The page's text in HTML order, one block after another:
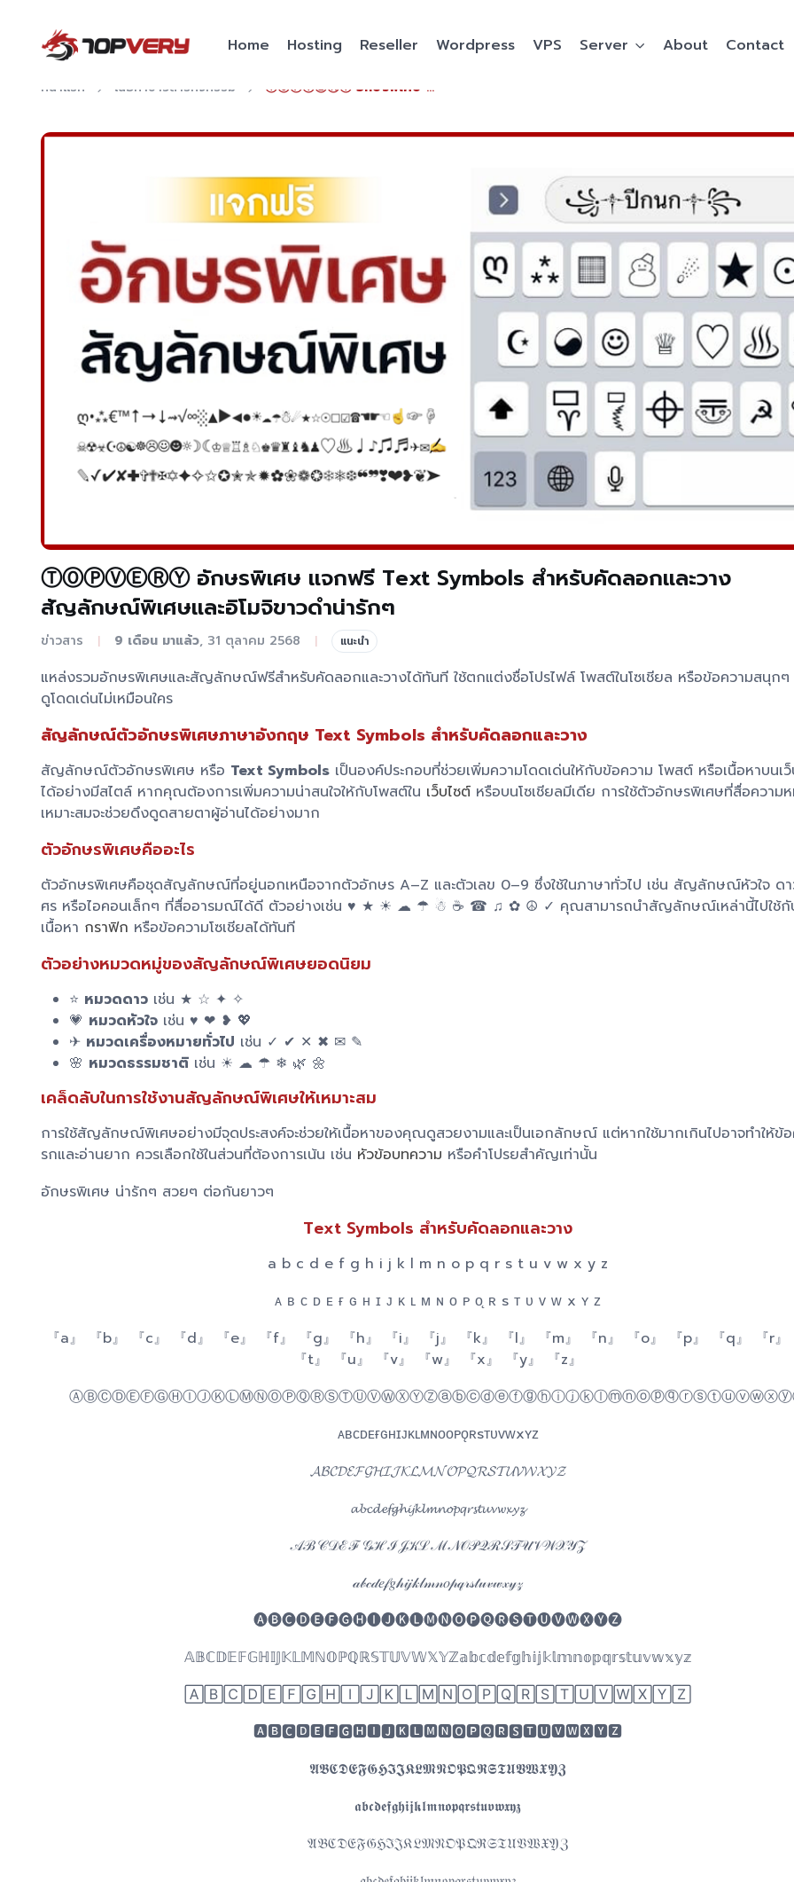
Home Hosting Reseller Wordpress VPS Server About Contact
หน้าแรก เนื้อหาข่าวสารกิจกรรม ⓉⓄⓅⓋⒺⓇⓎ อักษรพิเศษ แจกฟรี Text Symbols สำหรับคัดลอกและวาง สัญลักษณ์พิเศษและอิโมจิขาวดำน่ารักๆ
ⓉⓄⓅⓋⒺⓇⓎ อักษรพิเศษ แจกฟรี Text Symbols สำหรับคัดลอกและวาง
สัญลักษณ์พิเศษและอิโมจิขาวดำน่ารักๆ
ข่าวสาร | 9 เดือน มาแล้ว, 31 ตุลาคม 2568 | แนะนำ
แหล่งรวมอักษรพิเศษและสัญลักษณ์ฟรีสำหรับคัดลอกและวางได้ทันที ใช้ตกแต่งชื่อโปรไฟล์ โพสต์ในโซเชียล หรือข้อความสนุกๆ
ดูโดดเด่นไม่เหมือนใคร
สัญลักษณ์ตัวอักษรพิเศษภาษาอังกฤษ Text Symbols สำหรับคัดลอกและวาง
สัญลักษณ์ตัวอักษรพิเศษ หรือ Text Symbolsเป็นองค์ประกอบที่ช่วยเพิ่มความโดดเด่นให้กับข้อความ โพสต์ หรือเนื้อหาบนเ
ได้อย่างมีสไตล์ หากคุณต้องการเพิ่มความน่าสนใจให้กับโพสต์ใน เว็บไซต์หรือบนโซเชียลมีเดีย การใช้ตัวอักษรพิเศษที่สื่อความ
เหมาะสมจะช่วยดึงดูดสายตาผู้อ่านได้อย่างมาก
ตัวอักษรพิเศษคืออะไร
ตัวอักษรพิเศษคือชุดสัญลักษณ์ที่อยู่นอกเหนือจากตัวอักษร A–Z และตัวเลข 0–9 ซึ่งใช้ในภาษาทั่วไป เช่น สัญลักษณ์หัวใจ ด
ศร หรือไอคอนเล็กๆ ที่สื่ออารมณ์ได้ดี ตัวอย่างเช่น ♥ ★ ☀ ☁ ☂ ☃ ☕ ☎ ♫ ✿ ☮ ✓ คุณสามารถนำสัญลักษณ์เหล่านี้ไปใช้กั
เนื้อหา กราฟิก หรือข้อความโซเชียลได้ทันที
ตัวอย่างหมวดหมู่ของสัญลักษณ์พิเศษยอดนิยม
⭐ หมวดดาวเช่น ★ ☆ ✦ ✧
💗 หมวดหัวใจเช่น ♥ ❤ ❥ 💖
✈ หมวดเครื่องหมายทั่วไป เช่น ✓ ✔ ✕ ✖ ✉ ✎
🌸 หมวดธรรมชาติเช่น ☀ ☁ ☂ ❄ 🌿 🌼
เคล็ดลับในการใช้งานสัญลักษณ์พิเศษให้เหมาะสม
การใช้สัญลักษณ์พิเศษอย่างมีจุดประสงค์จะช่วยให้เนื้อหาของคุณดูสวยงามและเป็นเอกลักษณ์ แต่หากใช้มากเกินไปอาจทำให้ข้
รกและอ่านยาก ควรเลือกใช้ในส่วนที่ต้องการเน้น เช่น หัวข้อบทความ หรือคำโปรยสำคัญเท่านั้น
อักษรพิเศษ น่ารักๆ สวยๆ ต่อกันยาวๆ
Text Symbols สำหรับคัดลอกและวาง
a b c d e f g h i j k l m n o p q r s t u v w x y z
ᴀ ʙ ᴄ ᴅ ᴇ ғ ɢ ʜ ɪ ᴊ ᴋ ʟ ᴍ ɴ ᴏ ᴘ ᴏ̨ ʀ s ᴛ ᴜ ᴠ ᴡ x ʏ ᴢ
『a』 『b』 『c』 『d』 『e』 『f』 『g』 『h』 『i』 『j』 『k』 『l』 『m』 『n』 『o』 『p』 『q』 『r』
『t』 『u』 『v』 『w』 『x』 『y』 『z』
ᴀʙᴄᴅᴇғɢʜɪᴊᴋʟᴍɴᴏᴏᴘǫʀsᴛᴜᴠᴡxʏᴢ
𝓐𝓑𝓒𝓓𝓔𝓕𝓖𝓗𝓘𝓙𝓚𝓛𝓜𝓝𝓞𝓟𝓠𝓡𝓢𝓣𝓤𝓥𝓦𝓧𝓨𝓩
𝓪𝓫𝓬𝓭𝓮𝓯𝓰𝓱𝓲𝓳𝓴𝓵𝓶𝓷𝓸𝓹𝓺𝓻𝓼𝓽𝓾𝓿𝔀𝔁𝔂𝔃
𝒜ℬ𝒞𝒟ℰℱ𝒢ℋℐ𝒥𝒦ℒℳ𝒩𝒪𝒫𝒬ℛ𝒮𝒯𝒰𝒱𝒲𝒳𝒴𝒵
𝒶𝒷𝒸𝒹𝑒𝒻𝑔𝒽𝒾𝒿𝓀𝓁𝓂𝓃𝑜𝓅𝓆𝓇𝓈𝓉𝓊𝓋𝓌𝓍𝓎𝓏
🅐🅑🅒🅓🅔🅕🅖🅗🅘🅙🅚🅛🅜🅝🅞🅟🅠🅡🅢🅣🅤🅥🅦🅧🅨🅩
𝔸𝔹ℂ𝔻𝔼𝔽𝔾ℍ𝕀𝕁𝕂𝕃𝕄ℕ𝕆ℙℚℝ𝕊𝕋𝕌𝕍𝕎𝕏𝕐ℤ𝕒𝕓𝕔𝕕𝕖𝕗𝕘𝕙𝕚𝕛𝕜𝕝𝕞𝕟𝕠𝕡𝕢𝕣𝕤𝕥𝕦𝕧𝕨𝕩𝕪𝕫
🄰🄱🄲🄳🄴🄵🄶🄷🄸🄹🄺🄻🄼🄽🄾🄿🅀🅁🅂🅃🅄🅅🅆🅇🅈🅉
🅰🅱🅲🅳🅴🅵🅶🅷🅸🅹🅺🅻🅼🅽🅾🅿🆀🆁🆂🆃🆄🆅🆆🆇🆈🆉
𝕬𝕭𝕮𝕯𝕰𝕱𝕲𝕳𝕴𝕵𝕶𝕷𝕸𝕹𝕺𝕻𝕼𝕽𝕾𝕿𝖀𝖁𝖂𝖃𝖄𝖅
𝖆𝖇𝖈𝖉𝖊𝖋𝖌𝖍𝖎𝖏𝖐𝖑𝖒𝖓𝖔𝖕𝖖𝖗𝖘𝖙𝖚𝖛𝖜𝖝𝖞𝖟
𝔄𝔅ℭ𝔇𝔈𝔉𝔊ℌℑ𝔍𝔎𝔏𝔐𝔑𝔒𝔓𝔔ℜ𝔖𝔗𝔘𝔙𝔚𝔛𝔜ℨ